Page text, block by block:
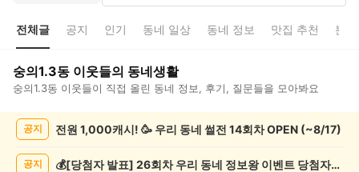
전체글 공지 인기 동네 일상 동네 정보 맛집 추천 분
숭의1.3동 이웃들의 동네생활
숭의1.3동 이웃들이 직접 올린 동네 정보, 후기, 질문들을 모아봐요
공지 전원 1,000캐시! 🥳 우리 동네 썰전 14회차 OPEN (~8/17)
공지 💰[당첨자 발표] 26회차 우리 동네 정보왕 이벤트 당첨자를 발표합니다!